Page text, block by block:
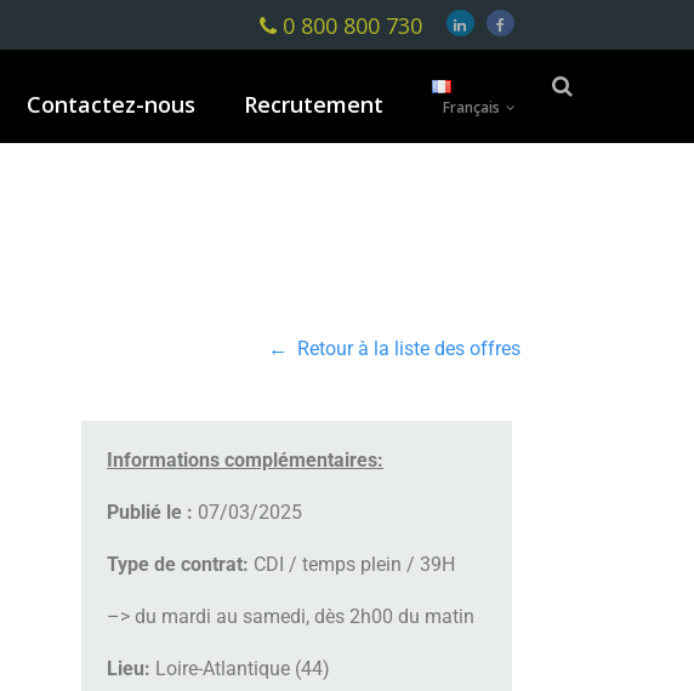
0 800 800 730
Contactez-nous Recrutement Français
← Retour à la liste des offres
Informations complémentaires:
Publié le : 07/03/2025
Type de contrat: CDI / temps plein / 39H
–> du mardi au samedi, dès 2h00 du matin
Lieu: Loire-Atlantique (44)